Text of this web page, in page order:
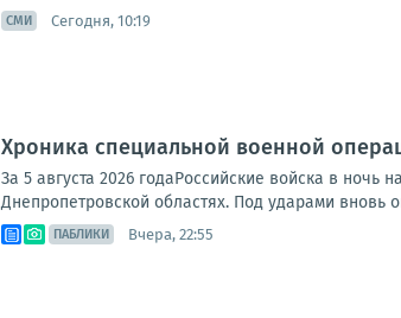
СМИ Сегодня, 10:19
Хроника специальной военной
За 5 августа 2026 годаРоссийские войска в ночь
Днепропетровской областях. Под ударами вновь
ПАБЛИКИ Вчера, 22:55